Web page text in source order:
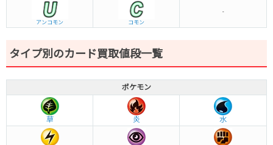
アンコモン コモン
-
タイプ別のカード買取値段一覧
ポケモン
草 炎 水